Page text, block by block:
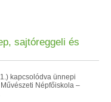
sajtóreggeli és
kapcsolódva ünnepi
Népfőiskola –